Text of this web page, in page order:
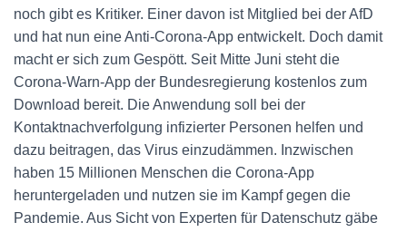
noch gibt es Kritiker. Einer davon ist Mitglied bei der AfD
und hat nun eine Anti-Corona-App entwickelt. Doch damit
macht er sich zum Gespött. Seit Mitte Juni steht die
Corona-Warn-App der Bundesregierung kostenlos zum
Download bereit. Die Anwendung soll bei der
Kontaktnachverfolgung infizierter Personen helfen und
dazu beitragen, das Virus einzudämmen. Inzwischen
haben 15 Millionen Menschen die Corona-App
heruntergeladen und nutzen sie im Kampf gegen die
Pandemie. Aus Sicht von Experten für Datenschutz gäbe